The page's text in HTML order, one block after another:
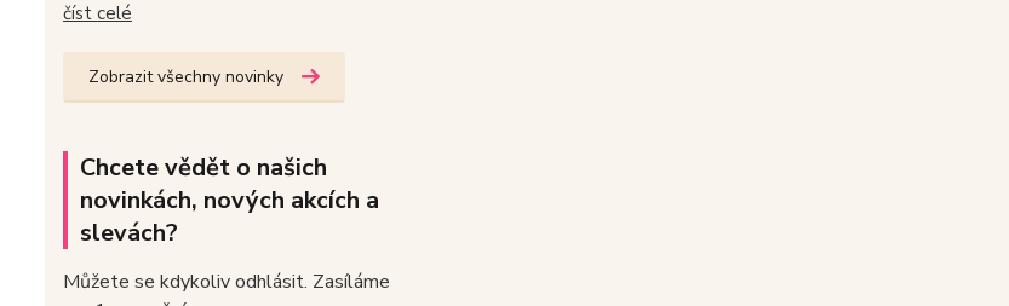
číst celé
Zobrazit všechny novinky
Chcete vědět o našich
novinkách, nových akcích a
slevách?
Můžete se kdykoliv odhlásit. Zasíláme